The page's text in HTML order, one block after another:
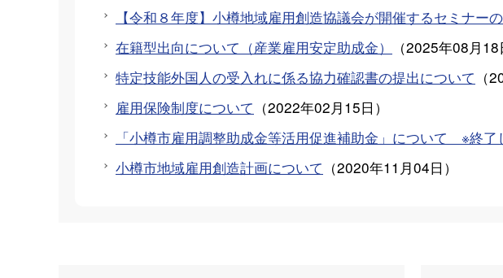
【令和８年度】小樽地域雇用創造協議会が開催するセミナー
在籍型出向について（産業雇用安定助成金）
（2025年08月18
特定技能外国人の受入れに係る協力確認書の提出について （
雇用保険制度について （2022年02月15日 ）
「小樽市雇用調整助成金等活用促進補助金」について ※終了
小樽市地域雇用創造計画について （2020年11月04日 ）